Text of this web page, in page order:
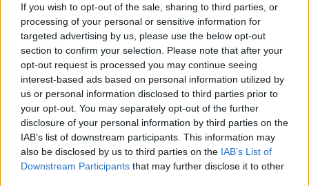
If you wish to opt-out of the sale, sharing to third parties, or
processing of your personal or sensitive information for
targeted advertising by us, please use the below opt-out
section to confirm your selection. Please note that after your
opt-out request is processed you may continue seeing
interest-based ads based on personal information utilized by
us or personal information disclosed to third parties prior to
your opt-out. You may separately opt-out of the further
disclosure of your personal information by third parties on the
IAB’s list of downstream participants. This information may
also be disclosed by us to third parties on the IAB’s List of
Downstream Participants that may further disclose it to other
Nazwa
E-
mail
Witryna